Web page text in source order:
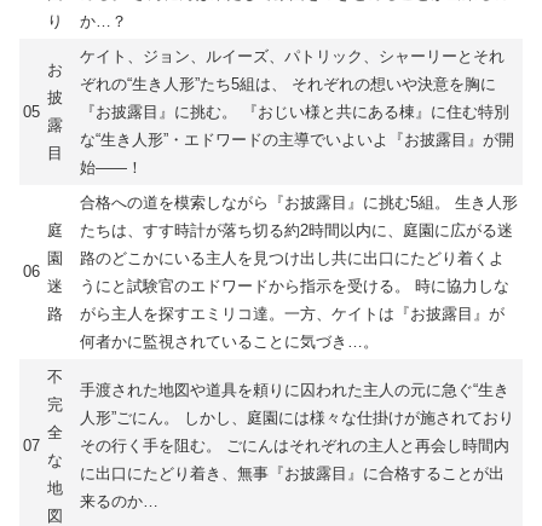
り
か…？
05
お
披
露
目
ケイト、ジョン、ルイーズ、パトリック、シャーリーとそれ
ぞれの“生き人形”たち5組は、 それぞれの想いや決意を胸に
『お披露目』に挑む。 『おじい様と共にある棟』に住む特別
な“生き人形”・エドワードの主導でいよいよ『お披露目』が開
始――！
06
庭
園
迷
路
合格への道を模索しながら『お披露目』に挑む5組。 生き人形
たちは、すす時計が落ち切る約2時間以内に、庭園に広がる迷
路のどこかにいる主人を見つけ出し共に出口にたどり着くよ
うにと試験官のエドワードから指示を受ける。 時に協力しな
がら主人を探すエミリコ達。一方、ケイトは『お披露目』が
何者かに監視されていることに気づき…。
07
不
完
全
な
地
図
手渡された地図や道具を頼りに囚われた主人の元に急ぐ“生き
人形”ごにん。 しかし、庭園には様々な仕掛けが施されており
その行く手を阻む。 ごにんはそれぞれの主人と再会し時間内
に出口にたどり着き、無事『お披露目』に合格することが出
来るのか…